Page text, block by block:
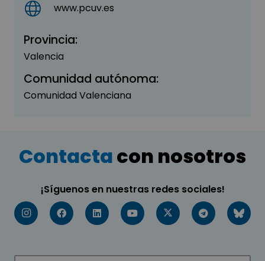
www.pcuv.es
Provincia:
Valencia
Comunidad autónoma:
Comunidad Valenciana
Contactacon nosotros
¡Síguenos en nuestras redes sociales!